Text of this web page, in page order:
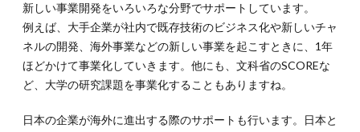
手の
ルー
ツを
徹底
調査
する
ュニ
ケー
新しい事業開発をいろいろな分野でサポートしています。
例えば、大手企業が社内で既存技術のビジネス化や新しいチャ
ネルの開発、海外事業などの新しい事業を起こすときに、1年
ほどかけて事業化していきます。他にも、文科省のSCOREな
ど、大学の研究課題を事業化することもありますね。
日本の企業が海外に進出する際のサポートも行います。日本と